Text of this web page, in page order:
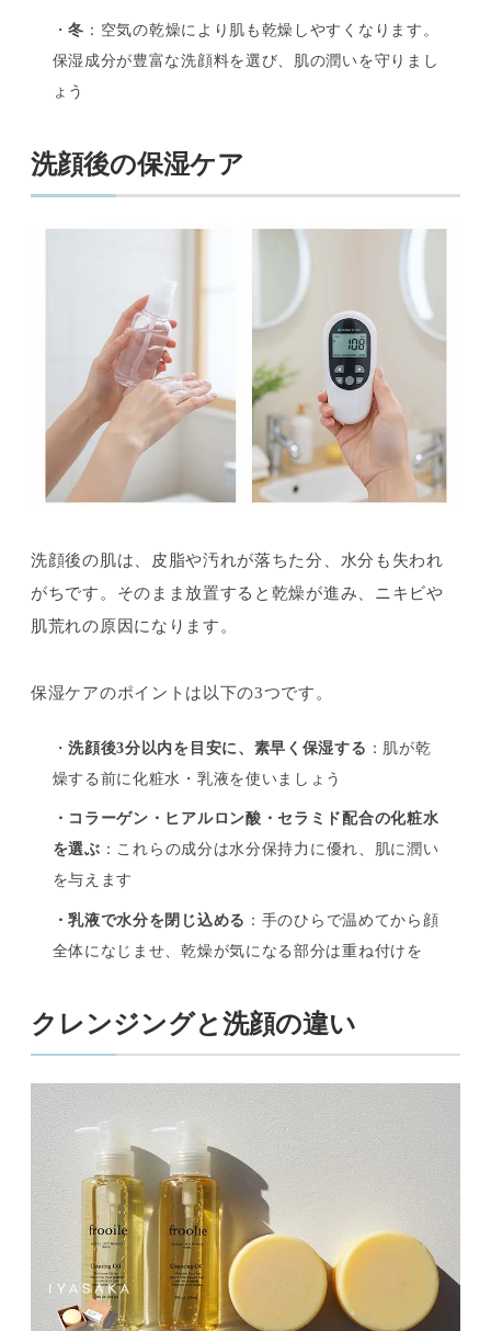
・冬 ：空気の乾燥により肌も乾燥しやすくなります。
保湿成分が豊富な洗顔料を選び、肌の潤いを守りまし
ょう
洗顔後の保湿ケア
洗顔後の肌は、皮脂や汚れが落ちた分、水分も失われ
がちです。そのまま放置すると乾燥が進み、ニキビや
肌荒れの原因になります。
保湿ケアのポイントは以下の3つです。
・洗顔後3分以内を目安に、素早く保湿する ：肌が乾
燥する前に化粧水・乳液を使いましょう
・コラーゲン・ヒアルロン酸・セラミド配合の化粧水
を選ぶ ：これらの成分は水分保持力に優れ、肌に潤い
を与えます
・乳液で水分を閉じ込める ：手のひらで温めてから顔
全体になじませ、乾燥が気になる部分は重ね付けを
クレンジングと洗顔の違い